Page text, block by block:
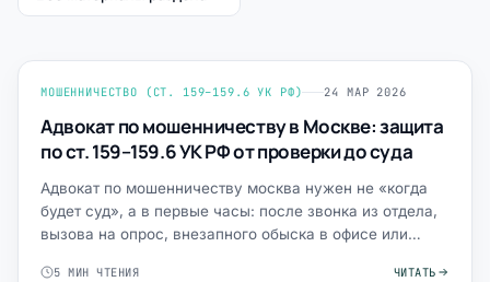
МОШЕННИЧЕСТВО (СТ. 159–159.6 УК РФ) 24 МАР 2026
Адвокат по мошенничеству в Москве: защита
по ст. 159–159.6 УК РФ от проверки до суда
Адвокат по мошенничеству москва нужен не «когда
будет суд», а в первые часы: после звонка из отдела,
вызова на опрос, внезапного обыска в офисе или
5 МИН ЧТЕНИЯ ЧИТАТЬ